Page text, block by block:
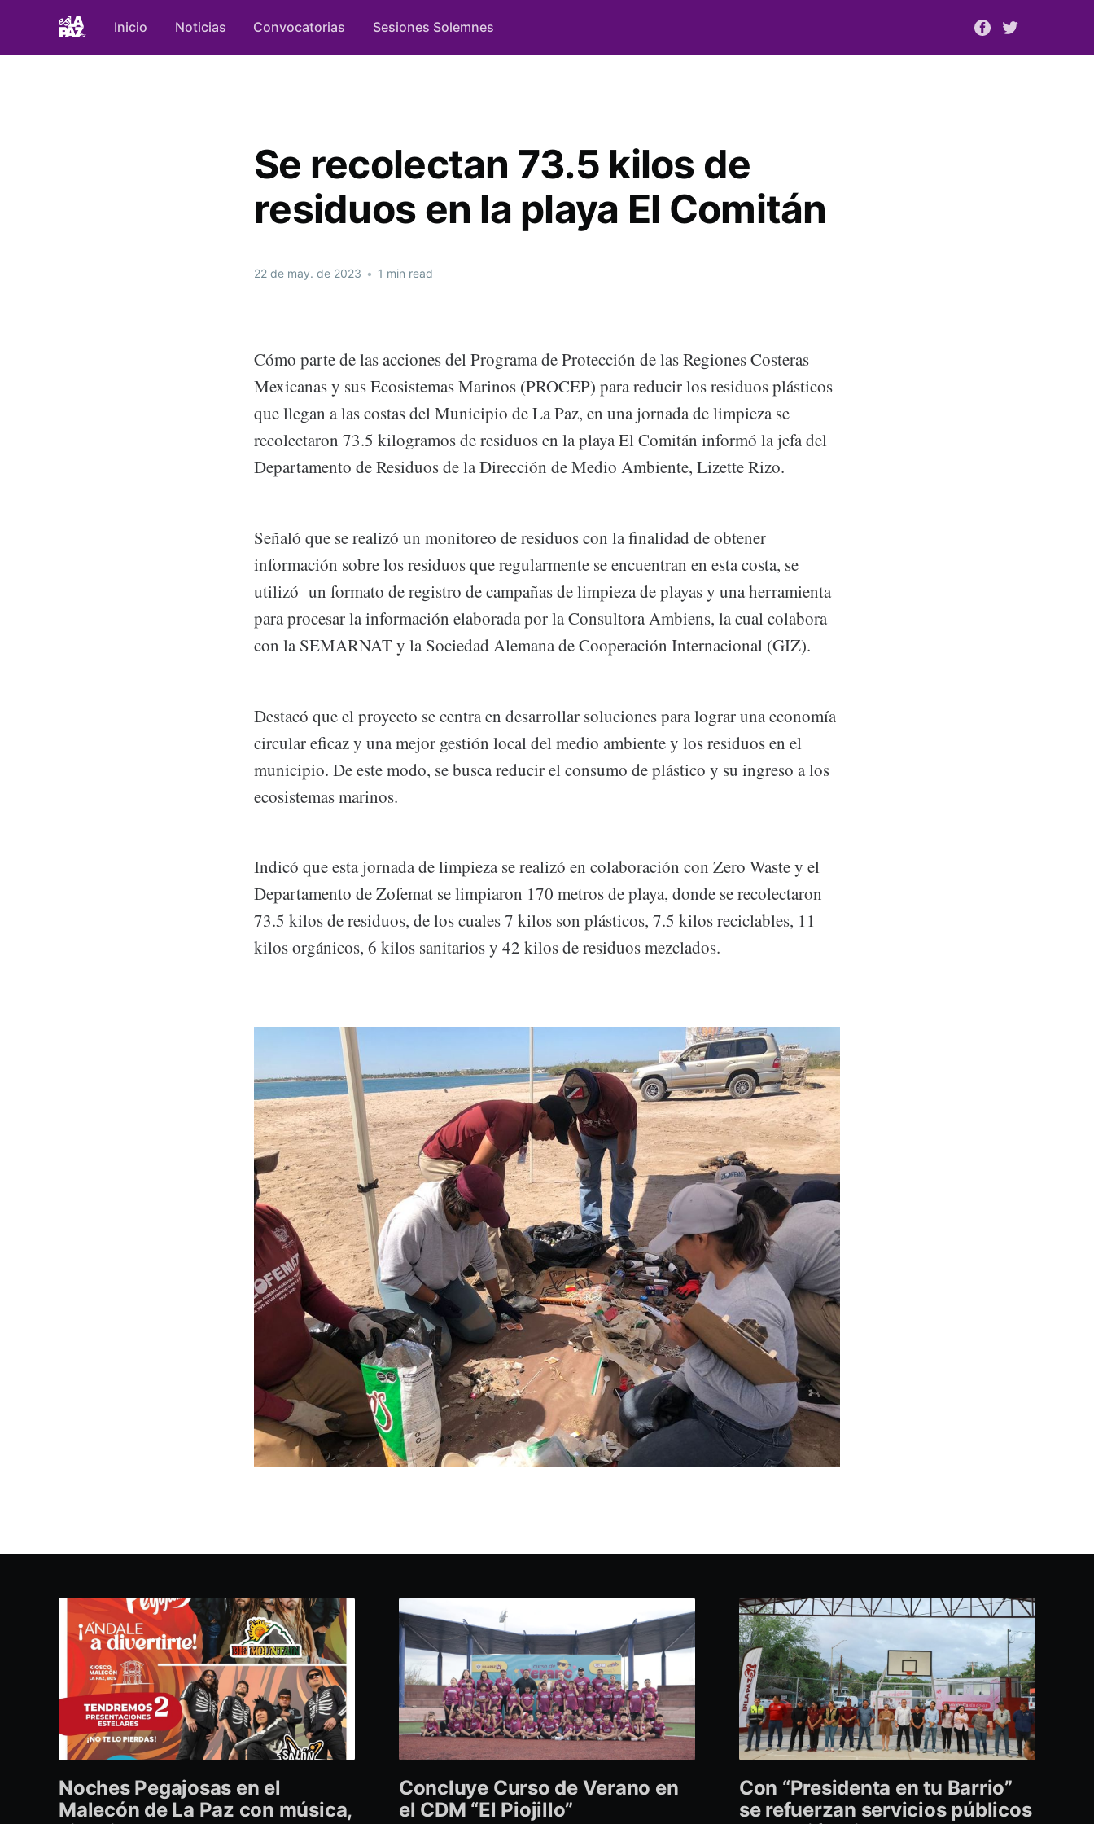
Inicio Noticias Convocatorias Sesiones Solemnes
Se recolectan 73.5 kilos de
residuos en la playa El Comitán
22 de may. de 2023 • 1 min read
Cómo parte de las acciones del Programa de Protección de las Regiones Costeras
Mexicanas y sus Ecosistemas Marinos (PROCEP) para reducir los residuos plásticos
que llegan a las costas del Municipio de La Paz, en una jornada de limpieza se
recolectaron 73.5 kilogramos de residuos en la playa El Comitán informó la jefa del
Departamento de Residuos de la Dirección de Medio Ambiente, Lizette Rizo.
Señaló que se realizó un monitoreo de residuos con la finalidad de obtener
información sobre los residuos que regularmente se encuentran en esta costa, se
utilizó un formato de registro de campañas de limpieza de playas y una herramienta
para procesar la información elaborada por la Consultora Ambiens, la cual colabora
con la SEMARNAT y la Sociedad Alemana de Cooperación Internacional (GIZ).
Destacó que el proyecto se centra en desarrollar soluciones para lograr una economía
circular eficaz y una mejor gestión local del medio ambiente y los residuos en el
municipio. De este modo, se busca reducir el consumo de plástico y su ingreso a los
ecosistemas marinos.
Indicó que esta jornada de limpieza se realizó en colaboración con Zero Waste y el
Departamento de Zofemat se limpiaron 170 metros de playa, donde se recolectaron
73.5 kilos de residuos, de los cuales 7 kilos son plásticos, 7.5 kilos reciclables, 11
kilos orgánicos, 6 kilos sanitarios y 42 kilos de residuos mezclados.
Noches Pegajosas en el
Malecón de La Paz con música,
Concluye Curso de Verano en
el CDM “El Piojillo”
Con “Presidenta en tu Barrio”
se refuerzan servicios públicos